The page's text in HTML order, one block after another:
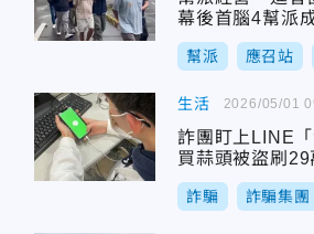
幕後首腦4幫派
幫派 應召站
生活
詐團盯上LINE
買蒜頭被盜刷29
詐騙 詐騙集團
2026/05/01